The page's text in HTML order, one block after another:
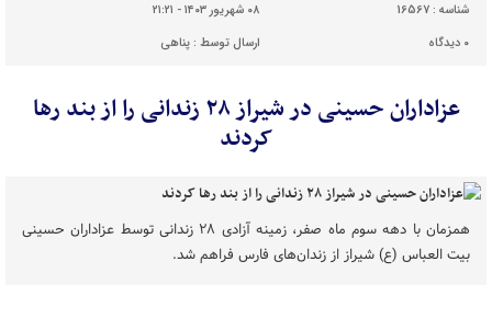
شناسه : 16567
۰۸ شهریور ۱۴۰۳ - ۲۱:۲۱
۰ دیدگاه ارسال توسط :پناهی
عزاداران حسینی در شیراز ۲۸ زندانی را از بند رها
کردند
همزمان با دهه سوم ماه صفر، زمینه آزادی ۲۸ زندانی توسط عزاداران حسینی
بیت العباس (ع) شیراز از زندان‌های فارس فراهم شد.